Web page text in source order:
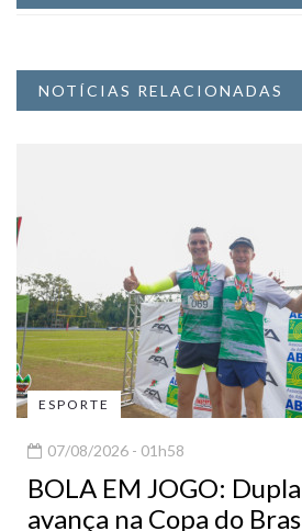
NOTÍCIAS RELACIONADAS
ESPORTE
07/08/2026 - 01h58
BOLA EM JOGO:
avança na Copa do